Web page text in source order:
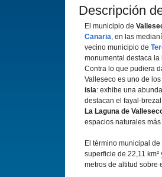
Descripción
El municipio de
Canaria, en las
vecino municipio de
monumental destaca la
Contra lo que pudiera
Valleseco es uno de los
isla: exhibe una
destacan el fayal-
La Laguna de
espacios naturales
El término municipal
superficie de 22,11
metros de altitud sobre